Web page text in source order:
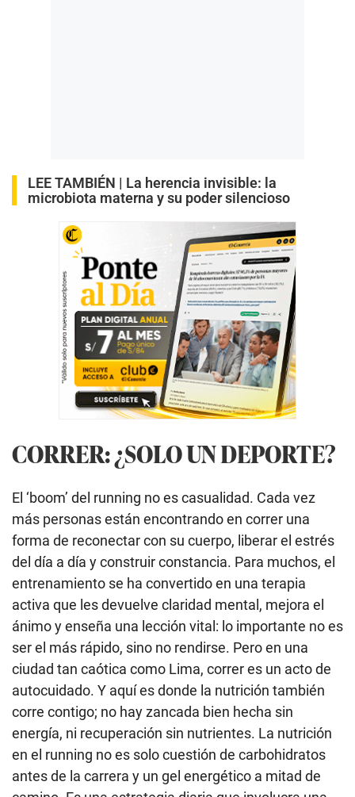
LEE TAMBIÉN | La herencia invisible: la
microbiota materna y su poder silencioso
CORRER: ¿SOLO UN DEPORTE?
El ‘boom’ del running no es casualidad. Cada vez
más personas están encontrando en correr una
forma de reconectar con su cuerpo, liberar el estrés
del día a día y construir constancia. Para muchos, el
entrenamiento se ha convertido en una terapia
activa que les devuelve claridad mental, mejora el
ánimo y enseña una lección vital: lo importante no es
ser el más rápido, sino no rendirse. Pero en una
ciudad tan caótica como Lima, correr es un acto de
autocuidado. Y aquí es donde la nutrición también
corre contigo; no hay zancada bien hecha sin
energía, ni recuperación sin nutrientes. La nutrición
en el running no es solo cuestión de carbohidratos
antes de la carrera y un gel energético a mitad de